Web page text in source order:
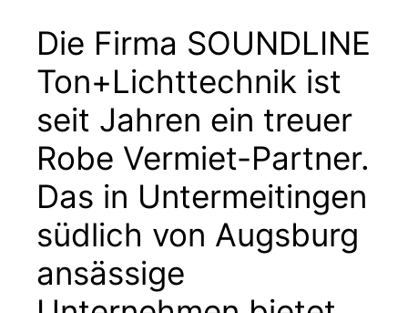
Die Firma SOUNDLINE
Ton+Lichttechnik ist
seit Jahren ein treuer
Robe Vermiet-Partner.
Das in Untermeitingen
südlich von Augsburg
ansässige